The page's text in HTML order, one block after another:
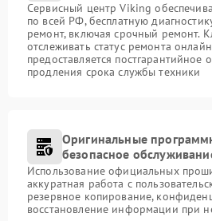
Сервисный центр Viking
по всей РФ, бесплатную
ремонт, включая срочный ремонт.
отслеживать статус ремонта
предоставляется постгарантийное
продления срока службы техники
Оригинальные
безопасное
Использование официальных
аккуратная работа с
резервное копирование,
восстановление информации при